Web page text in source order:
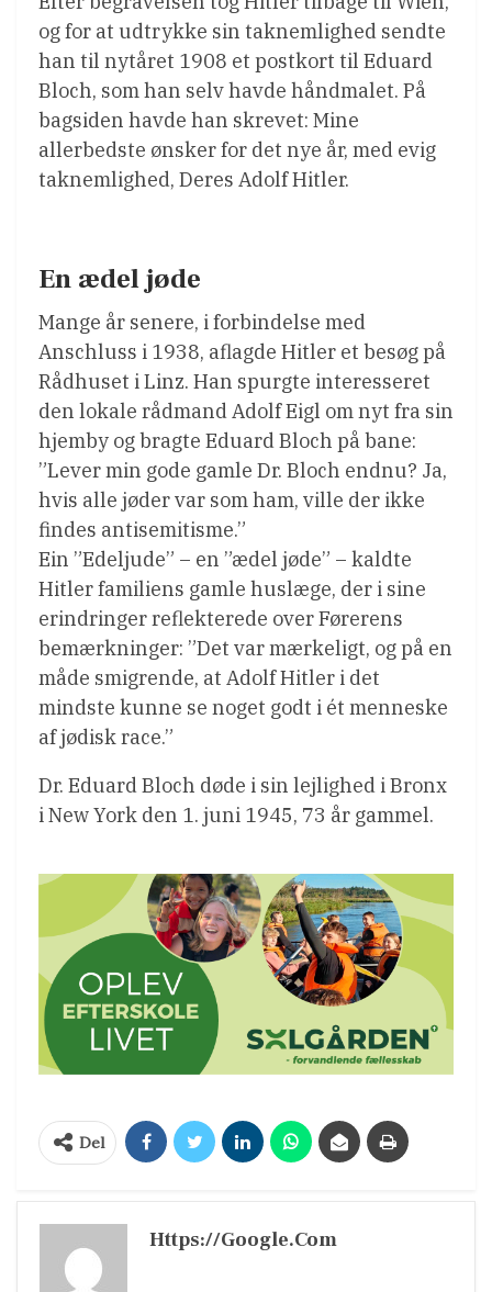
og for at udtrykke sin taknemlighed sendte
han til nytåret 1908 et postkort til Eduard
Bloch, som han selv havde håndmalet. På
bagsiden havde han skrevet: Mine
allerbedste ønsker for det nye år, med evig
taknemlighed, Deres Adolf Hitler.
En ædel jøde
Mange år senere, i forbindelse med
Anschluss i 1938, aflagde Hitler et besøg på
Rådhuset i Linz. Han spurgte interesseret
den lokale rådmand Adolf Eigl om nyt fra sin
hjemby og bragte Eduard Bloch på bane:
”Lever min gode gamle Dr. Bloch endnu? Ja,
hvis alle jøder var som ham, ville der ikke
findes antisemitisme.”
Ein ”Edeljude” – en ”ædel jøde” – kaldte
Hitler familiens gamle huslæge, der i sine
erindringer reflekterede over Førerens
bemærkninger: ”Det var mærkeligt, og på en
måde smigrende, at Adolf Hitler i det
mindste kunne se noget godt i ét menneske
af jødisk race.”
Dr. Eduard Bloch døde i sin lejlighed i Bronx
i New York den 1. juni 1945, 73 år gammel.
Del
Https://google.com